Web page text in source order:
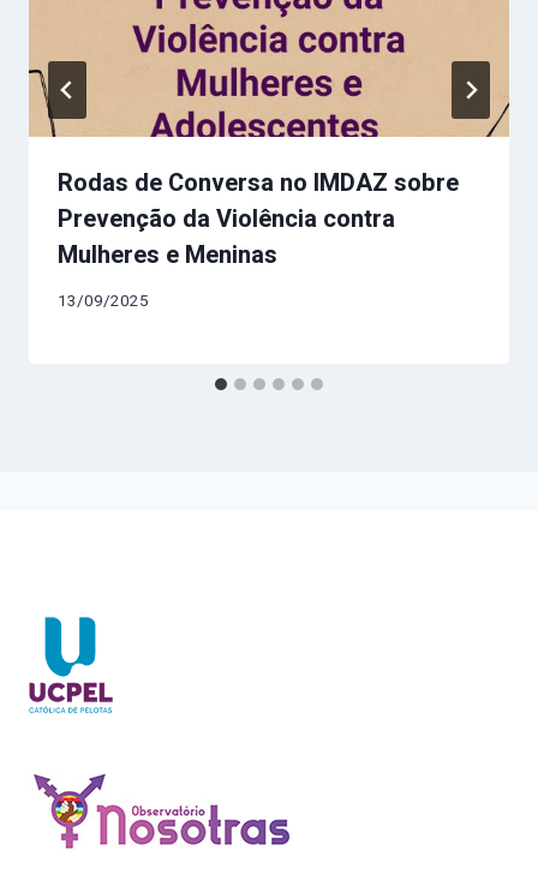
Rodas de Conversa no IMDAZ sobre
Prevenção da Violência contra
Mulheres e Meninas
13/09/2025